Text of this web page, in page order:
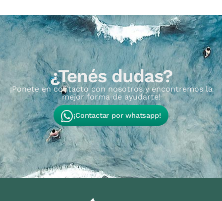
¿Tenés dudas?
¡Ponete en contacto con nosotros y encontremos la
mejor forma de ayudarte!
¡Contactar por whatsapp!